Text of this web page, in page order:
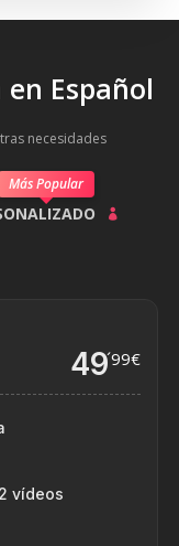
Español
necesidades
Más Popular

49´99€
vídeos